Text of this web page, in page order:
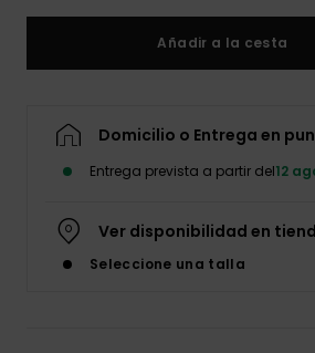
Añadir a la cesta
Domicilio o Entrega en
Entrega prevista a partir del12
Ver disponibilidad en
Seleccione una talla